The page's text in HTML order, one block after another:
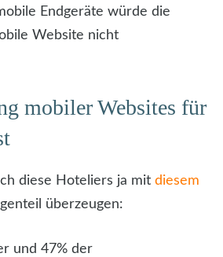
Endgeräte würde die
Website nicht
mobiler Websites für
diese Hoteliers ja mit diesem
überzeugen:
und 47% der